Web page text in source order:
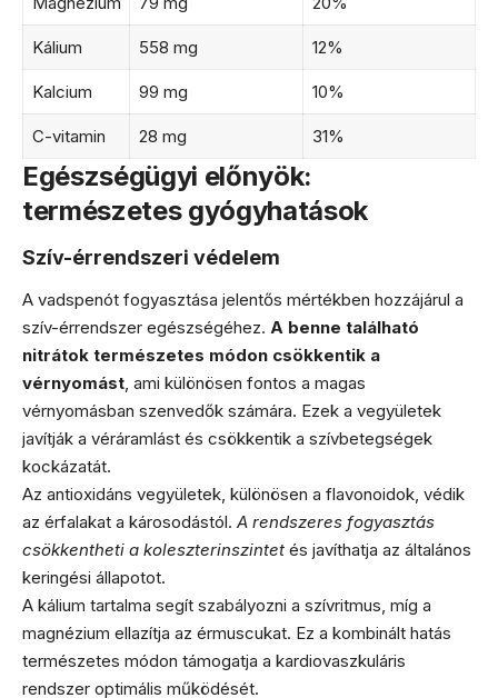
Kálium 558 mg 12%
Kalcium 99 mg 10%
C-vitamin 28 mg 31%
Egészségügyi előnyök:
természetes gyógyhatások
Szív-érrendszeri védelem
A vadspenót fogyasztása jelentős mértékben hozzájárul a
szív-érrendszer egészségéhez. A benne található
nitrátok természetes módon csökkentik a
vérnyomást, ami különösen fontos a magas
vérnyomásban szenvedők számára. Ezek a vegyületek
javítják a véráramlást és csökkentik a szívbetegségek
kockázatát.
Az antioxidáns vegyületek, különösen a flavonoidok, védik
az érfalakat a károsodástól. A rendszeres fogyasztás
csökkentheti a koleszterinszintet és javíthatja az általános
keringési állapotot.
A kálium tartalma segít szabályozni a szívritmus, míg a
magnézium ellazítja az érmuscukat. Ez a kombinált hatás
természetes módon támogatja a kardiovaszkuláris
rendszer optimális működését.